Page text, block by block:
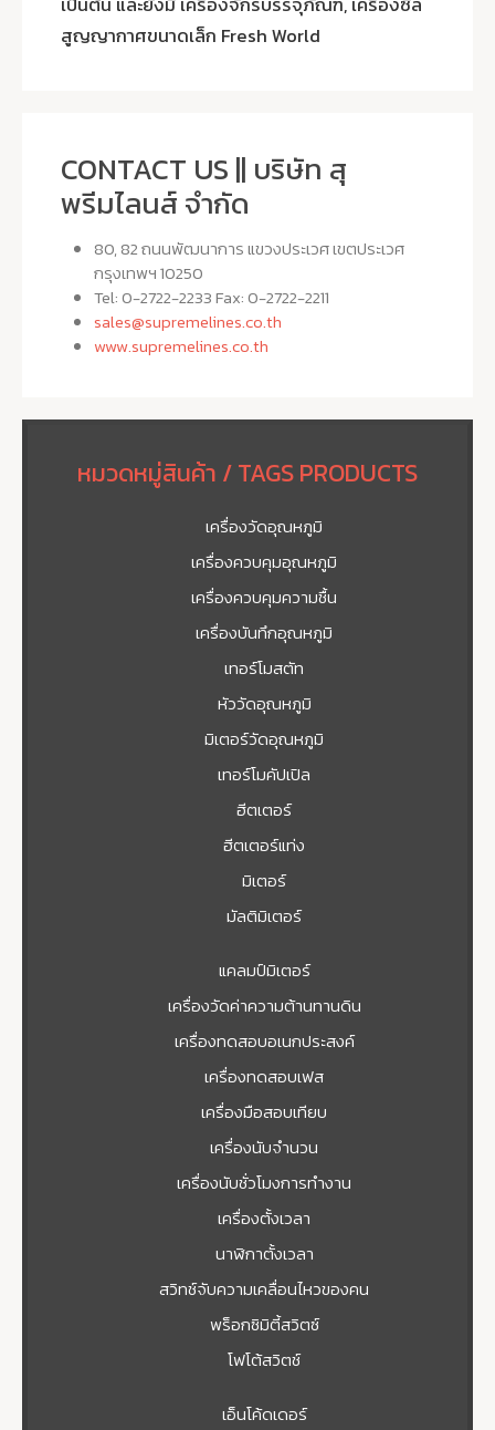
สูญญากาศขนาดเล็ก Fresh World
CONTACT US || บริษัท สุ
พรีมไลนส์ จำกัด
80, 82 ถนนพัฒนาการ แขวงประเวศ เขตประเวศ
กรุงเทพฯ 10250
Tel: 0-2722-2233 Fax: 0-2722-2211
sales@supremelines.co.th
www.supremelines.co.th
หมวดหมู่สินค้า / TAGS PRODUCTS
เครื่องวัดอุณหภูมิ
เครื่องควบคุมอุณหภูมิ
เครื่องควบคุมความชื้น
เครื่องบันทึกอุณหภูมิ
เทอร์โมสตัท
หัววัดอุณหภูมิ
มิเตอร์วัดอุณหภูมิ
เทอร์โมคัปเปิล
ฮีตเตอร์
ฮีตเตอร์แท่ง
มิเตอร์
มัลติมิเตอร์
แคลมป์มิเตอร์
เครื่องวัดค่าความต้านทานดิน
เครื่องทดสอบอเนกประสงค์
เครื่องทดสอบเฟส
เครื่องมือสอบเทียบ
เครื่องนับจำนวน
เครื่องนับชั่วโมงการทำงาน
เครื่องตั้งเวลา
นาฬิกาตั้งเวลา
สวิทช์จับความเคลื่อนไหวของคน
พร็อกซิมิตี้สวิตซ์
โฟโต้สวิตช์
เอ็นโค้ดเดอร์